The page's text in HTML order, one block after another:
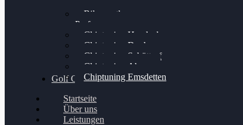
Bilgenroth
Performance
Chiptuning Herzlacke
Chiptuning Duelmen
Chiptuning Schüttorf
Chiptuning Ahaus
Chiptuning Emsdetten
Golf Gewinnspiel
Startseite
Über uns
Leistungen